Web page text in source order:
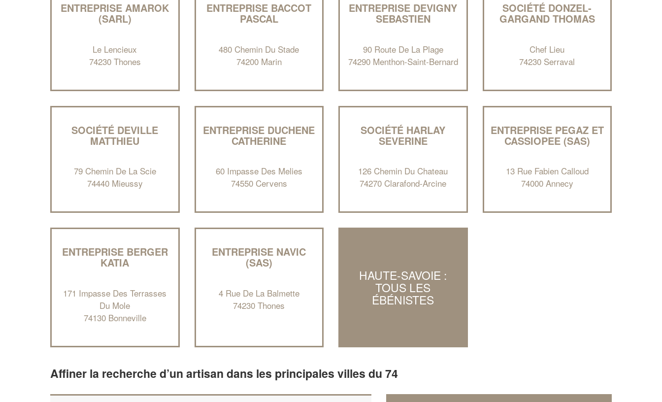
ENTREPRISE AMAROK
(SARL)
Le Lencieux
74230 Thones
ENTREPRISE BACCOT
PASCAL
480 Chemin Du Stade
74200 Marin
ENTREPRISE DEVIGNY
SEBASTIEN
90 Route De La Plage
74290 Menthon-Saint-Bernard
SOCIÉTÉ DONZEL-
GARGAND THOMAS
Chef Lieu
74230 Serraval
SOCIÉTÉ DEVILLE
MATTHIEU
79 Chemin De La Scie
74440 Mieussy
ENTREPRISE DUCHENE
CATHERINE
60 Impasse Des Melies
74550 Cervens
SOCIÉTÉ HARLAY
SEVERINE
126 Chemin Du Chateau
74270 Clarafond-Arcine
ENTREPRISE PEGAZ ET
CASSIOPEE (SAS)
13 Rue Fabien Calloud
74000 Annecy
ENTREPRISE BERGER
KATIA
171 Impasse Des Terrasses
Du Mole
74130 Bonneville
ENTREPRISE NAVIC
(SAS)
4 Rue De La Balmette
74230 Thones
HAUTE-SAVOIE :
TOUS LES
ÉBÉNISTES
Affiner la recherche d’un artisan dans les principales villes du 74
✕
professionnel ?
vosmargestout en gagnant de
nouveaux clients